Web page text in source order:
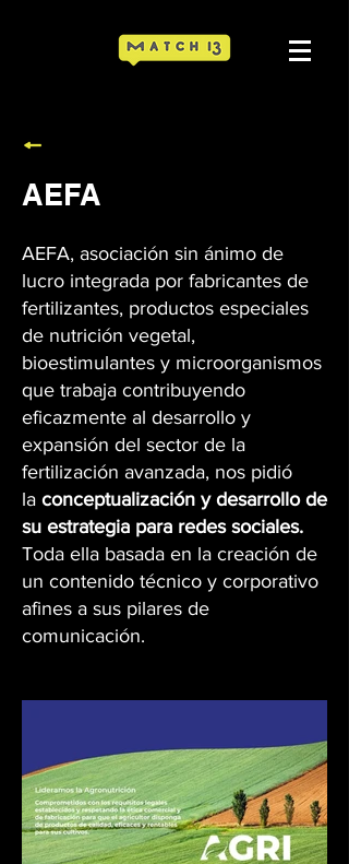
AEFA
AEFA, asociación sin ánimo de
lucro integrada por fabricantes de
fertilizantes, productos especiales
de nutrición vegetal,
bioestimulantes y microorganismos
que trabaja contribuyendo
eficazmente al desarrollo y
expansión del sector de la
fertilización avanzada, nos pidió
la conceptualización y desarrollo de
su estrategia para redes sociales.
Toda ella basada en la creación de
un contenido técnico y corporativo
afines a sus pilares de
comunicación.